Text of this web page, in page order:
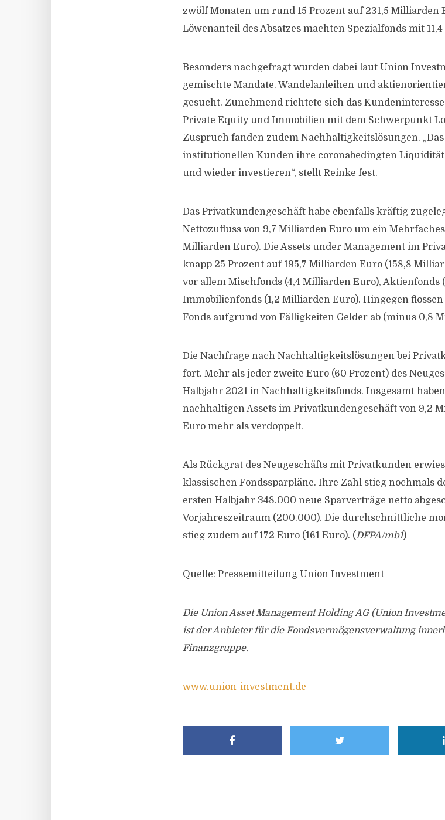
zwölf Monaten um rund 15 Prozent auf 231,5 Milliarden
Löwenanteil des Absatzes machten Spezialfonds mit
Besonders nachgefragt wurden dabei laut Union
gemischte Mandate. Wandelanleihen und
gesucht. Zunehmend richtete sich das
Private Equity und Immobilien mit dem Schwerpunkt
Zuspruch fanden zudem Nachhaltigkeitslösungen.
institutionellen Kunden ihre coronabedingten
und wieder investieren“, stellt Reinke fest.
Das Privatkundengeschäft habe ebenfalls kräftig
Nettozufluss von 9,7 Milliarden Euro um ein
Milliarden Euro). Die Assets under Management im
knapp 25 Prozent auf 195,7 Milliarden Euro (158,8
vor allem Mischfonds (4,4 Milliarden Euro), Aktienfonds
Immobilienfonds (1,2 Milliarden Euro). Hingegen
Fonds aufgrund von Fälligkeiten Gelder ab (minus 0,8
Die Nachfrage nach Nachhaltigkeitslösungen bei
fort. Mehr als jeder zweite Euro (60 Prozent) des
Halbjahr 2021 in Nachhaltigkeitsfonds. Insgesamt
nachhaltigen Assets im Privatkundengeschäft von 9,2
Euro mehr als verdoppelt.
Als Rückgrat des Neugeschäfts mit Privatkunden
klassischen Fondssparpläne. Ihre Zahl stieg nochmals
ersten Halbjahr 348.000 neue Sparverträge netto
Vorjahreszeitraum (200.000). Die durchschnittliche
stieg zudem auf 172 Euro (161 Euro). (DFPA/mb1)
Quelle: Pressemitteilung Union Investment
Die Union Asset Management Holding AG (Union
ist der Anbieter für die Fondsvermögensverwaltung
Finanzgruppe.
www.union-investment.de